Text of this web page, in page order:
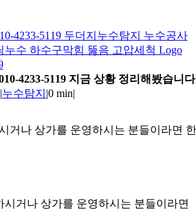
4233-5119 지금 상황 정리해봤습니다
|누수탐지 |0 min|
거나 상가를 운영하시는 분들이라면 한
거나 상가를 운영하시는 분들이라면